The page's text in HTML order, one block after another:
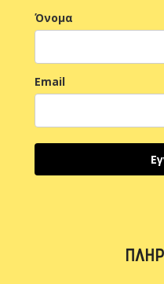
Όνομα
Email